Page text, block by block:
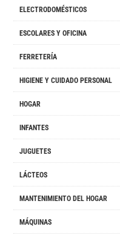
ELECTRODOMÉSTICOS
ESCOLARES Y OFICINA
FERRETERÍA
HIGIENE Y CUIDADO PERSONAL
HOGAR
INFANTES
JUGUETES
LÁCTEOS
MANTENIMIENTO DEL HOGAR
MÁQUINAS